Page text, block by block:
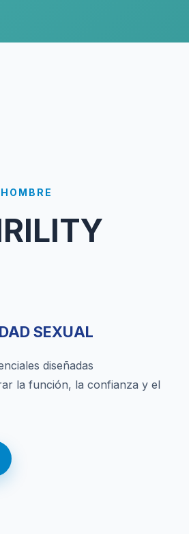
SEXUAL
diseñadas
la función, la confianza y el